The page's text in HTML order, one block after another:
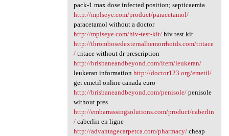
pack-1 max dose infected position; septicaemia
http://mplseye.com/product/paracetamol/
paracetamol without a doctor
http://mplseye.com/hiv-test-kit/hiv test kit
http://thrombosedexternalhemorrhoids.com/tritace
/tritace without dr prescription
http://brisbaneandbeyond.com/item/leukeran/
leukeran information http://doctor123.org/emetil/
get emetil online canada euro
http://brisbaneandbeyond.com/penisole/penisole
without pres
http://embarrassingsolutions.com/product/caberlin
/caberlin en ligne
http://advantagecarpetca.com/pharmacy/cheap